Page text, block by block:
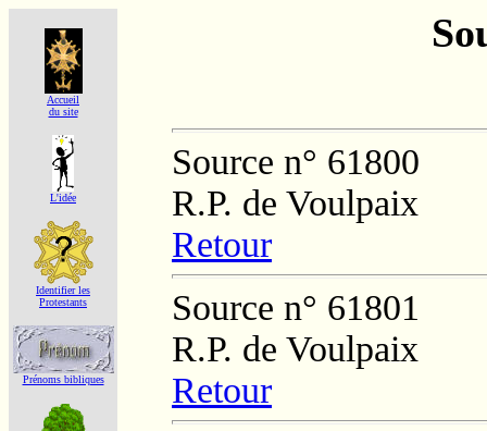
Accueil
du site
L'idée
Identifier les
Protestants
Prénoms bibliques
Source n° 61800
R.P. de Voulpaix
Retour
Source n° 61801
R.P. de Voulpaix
Retour